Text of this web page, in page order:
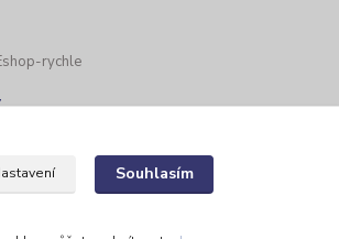
rychle
Souhlasím